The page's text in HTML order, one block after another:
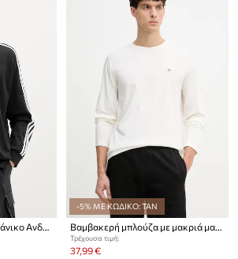
adidas Originals μακρυμάνικο Ανδρικό βαμβακερό
-5% ΜΕ ΚΩΔΙΚΟ: TAN
Βαμβακερή μπλούζα με μακριά μανίκια Gant
Τρέχουσα τιμή:
37,99 €